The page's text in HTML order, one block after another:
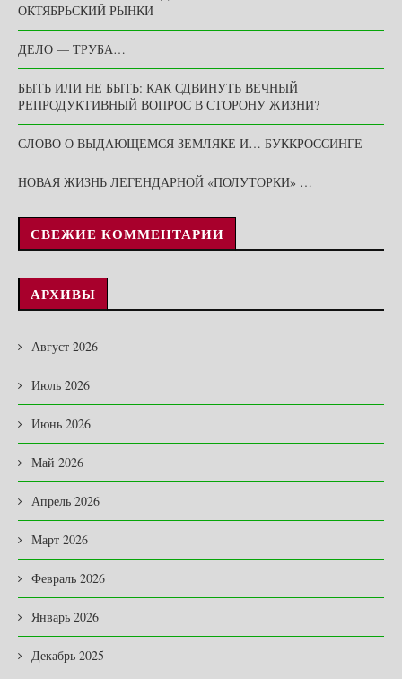
ОКТЯБРЬСКИЙ РЫНКИ
ДЕЛО — ТРУБА…
БЫТЬ ИЛИ НЕ БЫТЬ: КАК СДВИНУТЬ ВЕЧНЫЙ
РЕПРОДУКТИВНЫЙ ВОПРОС В СТОРОНУ ЖИЗНИ?
СЛОВО О ВЫДАЮЩЕМСЯ ЗЕМЛЯКЕ И… БУККРОССИНГЕ
НОВАЯ ЖИЗНЬ ЛЕГЕНДАРНОЙ «ПОЛУТОРКИ» …
СВЕЖИЕ КОММЕНТАРИИ
АРХИВЫ
Август 2026
Июль 2026
Июнь 2026
Май 2026
Апрель 2026
Март 2026
Февраль 2026
Январь 2026
Декабрь 2025